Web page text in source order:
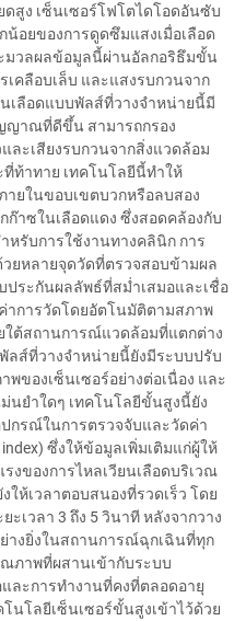
สูง เซ็นเซอร์โฟโตไดโอดอันซับ
อยของการดูดซึมแสงเมื่อเลือด
มวลผลข้อมูลนี้ผ่านอัลกอริธึมขั้น
เคลือบเล็บ และแสงรบกวนจาก
เลือดแบบพัลส์ที่วางจำหน่ายนี้มี
ญาณที่ดีขึ้น สามารถกรอง
ะเสียงรบกวนจากสิ่งแวดล้อม
ที่ท้าทาย เทคโนโลยีนี้ทำให้
ยในขอบเขตบวกหรือลบสอง
ก๊าซในเลือดแดง ซึ่งสอดคล้องกับ
หรับการใช้งานทางคลินิก การ
วยหลายจุดวัดที่ตรวจสอบข้ามผล
ประกันผลลัพธ์ที่สม่ำเสมอและเชื่อ
าการวัดโดยอัตโนมัติตามสภาพ
ใต้สถานการณ์แวดล้อมที่แตกต่าง
ลส์ที่วางจำหน่ายนี้ยังมีระบบปรับ
ของเซ็นเซอร์อย่างต่อเนื่อง และ
นยำใดๆ เทคโนโลยีขั้นสูงนี้ยัง
กรณ์ในการตรวจจับและวัดค่า
ซึ่งให้ข้อมูลเพิ่มเติมแก่ผู้ให้
งของการไหลเวียนเลือดบริเวณ
ห้เวลาตอบสนองที่รวดเร็ว โดย
เวลา 3 ถึง 5 วินาที หลังจากวาง
งยิ่งในสถานการณ์ฉุกเฉินที่ทุก
ภาพที่ผสานเข้ากับระบบ
ละการทำงานที่คงที่ตลอดอายุ
นโลยีเซ็นเซอร์ขั้นสูงเข้าไว้ด้วย